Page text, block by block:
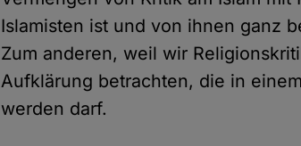
Islamisten ist und von ihnen ganz
Zum anderen, weil wir
Aufklärung betrachten, die in
werden darf.